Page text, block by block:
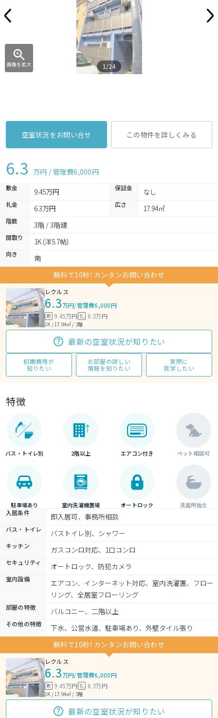
画像を拡大 1/24
空室状況をお問い合せ この物件を詳しくみる
6.3 万円 / 管理費6,000円
敷金 9.45万円 保証金 なし
礼金 6.3万円 広さ 17.94㎡
階数 3階 / 3階建
間取り 1K (洋5.7帖)
向き
南
無料で10秒! カンタンお問い合わせ
レクルス
6.3万円/管理費6,000円
敷 9.45万円 礼 6.3万円
1K / 17.94㎡ / 3階
最新の空室状況が知りたい
初期費用が
知りたい
お部屋の詳しい
情報を知りたい
実際に
見学したい
特徴
バス・トイレ別 2階以上 エアコン付き ペット相談可
駐車場あり 室内洗濯機置場 オートロック 洗面所独立
入居条件 即入居可、事務所相談
バス・トイレ バストイレ別、シャワー
キッチン ガスコンロ対応、1口コンロ
セキュリティ オートロック、防犯カメラ
室内設備
エアコン、インターネット対応、室内洗濯置、フロー
リング、全居室フローリング
部屋の特徴 バルコニー、二階以上
その他の特徴
下水、公営水道、駐車場あり、外壁タイル張り
無料で10秒! カンタンお問い合わせ
レクルス
6.3万円/管理費6,000円
敷 9.45万円 礼 6.3万円
1K / 17.94㎡ / 3階
最新の空室状況が知りたい